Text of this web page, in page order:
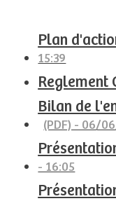
Plan
15:39
Reglement
Bilan de
(PDF) - 06/
- 16:05